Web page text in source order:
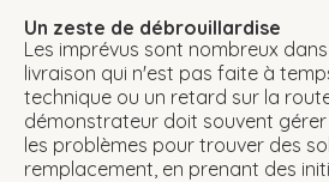
Un zeste de débrouillardise
Les imprévus sont nombreux
livraison qui n'est pas faite à
technique ou un retard sur la
démonstrateur doit souvent
les problèmes pour trouver des
remplacement, en prenant des